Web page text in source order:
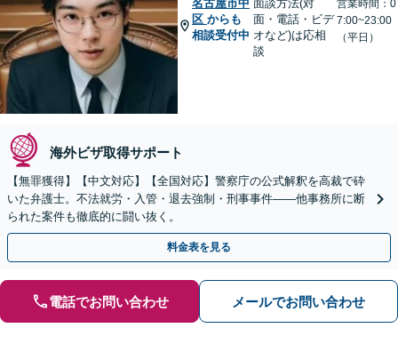
名古屋市中
区 からも
相談受付中
面談方法(対
面・電話・ビデ
オなど)は応相
談
営業時間：0
7:00~23:00
（平日）
海外ビザ取得サポート
【無罪獲得】【中文対応】【全国対応】警察庁の公式解釈を高裁で砕
いた弁護士。不法就労・入管・退去強制・刑事事件——他事務所に断
られた案件も徹底的に闘い抜く。
料金表を見る
電話でお問い合わせ メールでお問い合わせ